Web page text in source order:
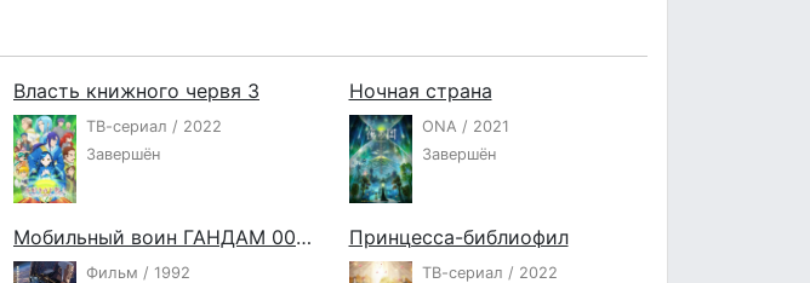
Власть книжного червя 3
ТВ-сериал / 2022
Завершён
Ночная страна
ONA / 2021
Завершён
Мобильный воин ГАНДАМ 0083: Последний блиц Зеона
Фильм / 1992
Принцесса-библиофил
ТВ-сериал / 2022